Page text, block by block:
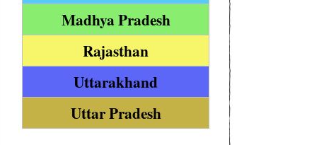
Madhya Pradesh
Rajasthan
Uttarakhand
Uttar Pradesh